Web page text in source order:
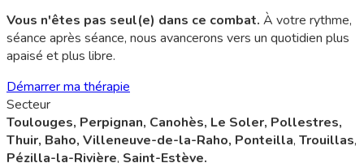
Vous n'êtes pas seul(e) dans ce combat. À votre rythme,
séance après séance, nous avancerons vers un quotidien plus
apaisé et plus libre.
Démarrer ma thérapie
Secteur
Toulouges, Perpignan, Canohès, Le Soler, Pollestres,
Thuir, Baho, Villeneuve-de-la-Raho, Ponteilla, Trouillas,
Pézilla-la-Rivière, Saint-Estève.